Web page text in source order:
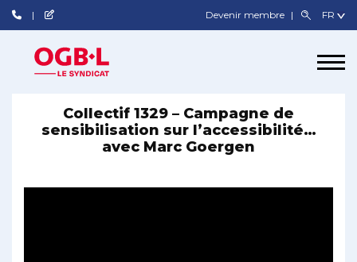
Devenir membre
Collectif 1329 – Campagne de
sensibilisation sur l’accessibilité…
avec Marc Goergen